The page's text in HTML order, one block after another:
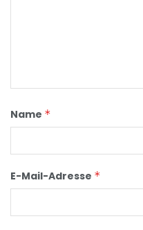
Name *
E-Mail-Adresse *